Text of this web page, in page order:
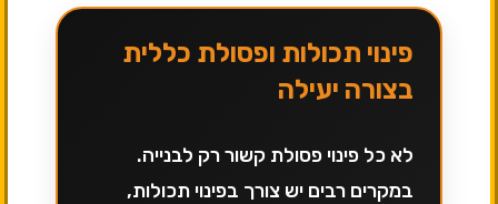
פינוי תכולות ופסולת כללית
בצורה יעילה
לא כל פינוי פסולת קשור רק לבנייה.
במקרים רבים יש צורך בפינוי תכולות,